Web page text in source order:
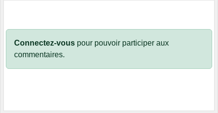
Connectez-vous pour pouvoir participer aux
commentaires.